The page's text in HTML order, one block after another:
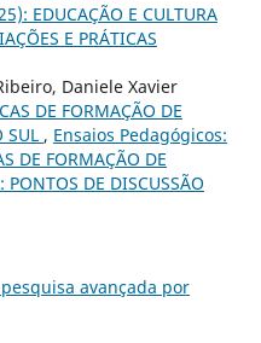
EDUCAÇÃO E CULTURA
E PRÁTICAS
Daniele Xavier
DE FORMAÇÃO DE
SUL , Ensaios Pedagógicos:
DE FORMAÇÃO DE
PONTOS DE DISCUSSÃO
avançada por